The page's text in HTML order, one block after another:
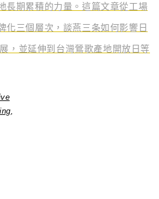
長期累積的力量。這篇文章從工場
化三個層次，談燕三条如何影響日
，並延伸到台灣鶯歌產地開放日等